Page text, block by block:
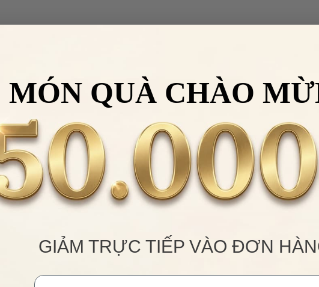
MÓN QUÀ CHÀO
GIẢM TRỰC TIẾP VÀO ĐƠN
Email